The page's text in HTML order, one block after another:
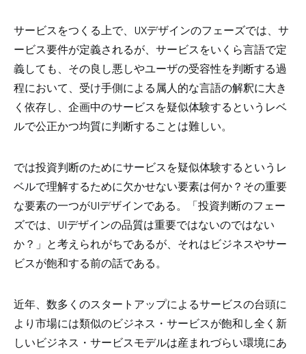
サービスをつくる上で、 UXデザインのフェーズでは、サ
ービス要件が定義されるが、サービスをいくら言語で定
義しても、その良し悪しやユーザの受容性を判断する過
程において、受け手側による属人的な言語の解釈に大き
く依存し、企画中のサービスを疑似体験するというレベ
ルで公正かつ均質に判断することは難しい。
では投資判断のためにサービスを疑似体験するというレ
ベルで理解するために欠かせない要素は何か？その重要
な要素の一つがUIデザインである。「投資判断のフェー
ズでは、 UIデザインの品質は重要ではないのではない
か？」と考えられがちであるが、それはビジネスやサー
ビスが飽和する前の話である。
近年、数多くのスタートアップによるサービスの台頭に
より市場には類似のビジネス・サービスが飽和し全く新
しいビジネス・サービスモデルは産まれづらい環境にあ